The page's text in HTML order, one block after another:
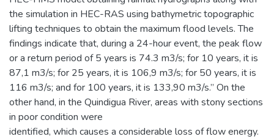
the simulation in HEC-RAS using bathymetric topographic
lifting techniques to obtain the maximum flood levels. The
findings indicate that, during a 24-hour event, the peak flow
or a return period of 5 years is 74.3 m3/s; for 10 years, it is
87,1 m3/s; for 25 years, it is 106,9 m3/s; for 50 years, it is
116 m3/s; and for 100 years, it is 133,90 m3/s.” On the
other hand, in the Quindigua River, areas with stony sections
in poor condition were
identified, which causes a considerable loss of flow energy.